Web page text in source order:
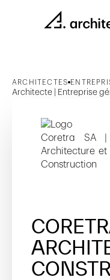
ARCHITECTES
Architecte | Entreprise